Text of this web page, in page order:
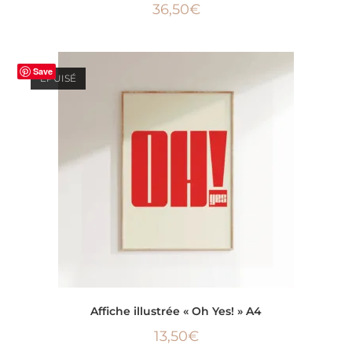
36,50€
Save
ÉPUISÉ
Affiche illustrée « Oh Yes! » A4
13,50€